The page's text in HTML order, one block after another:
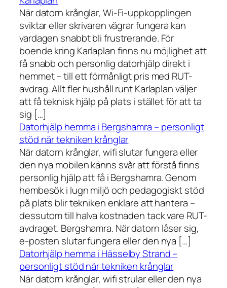
När datorn krånglar, Wi-Fi-uppkopplingen
sviktar eller skrivaren vägrar fungera kan
vardagen snabbt bli frustrerande. För
boende kring Karlaplan finns nu möjlighet att
få snabb och personlig datorhjälp direkt i
hemmet – till ett förmånligt pris med RUT-
avdrag. Allt fler hushåll runt Karlaplan väljer
att få teknisk hjälp på plats i stället för att ta
sig […]
Datorhjälp hemma i Bergshamra – personligt
stöd när tekniken krånglar
När datorn krånglar, wifi slutar fungera eller
den nya mobilen känns svår att förstå finns
personlig hjälp att få i Bergshamra. Genom
hembesök i lugn miljö och pedagogiskt stöd
på plats blir tekniken enklare att hantera –
dessutom till halva kostnaden tack vare RUT-
avdraget. Bergshamra. När datorn låser sig,
e-posten slutar fungera eller den nya […]
Datorhjälp hemma i Hässelby Strand –
personligt stöd när tekniken krånglar
När datorn krånglar, wifi strular eller den nya